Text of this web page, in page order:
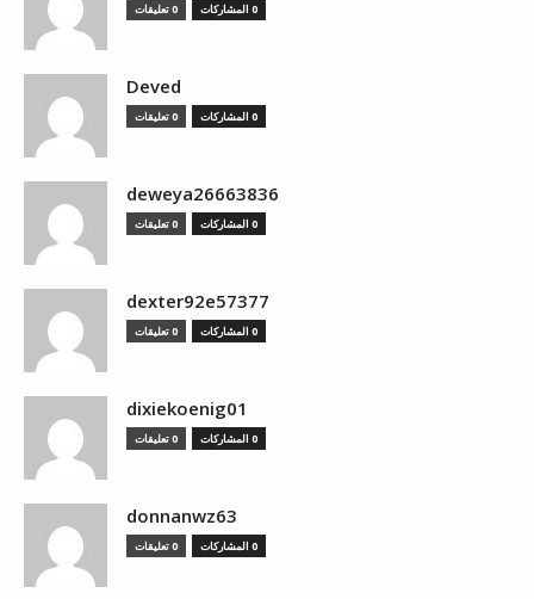
0 المشاركات 0 تعليقات
Deved
0 المشاركات 0 تعليقات
deweya26663836
0 المشاركات 0 تعليقات
dexter92e57377
0 المشاركات 0 تعليقات
dixiekoenig01
0 المشاركات 0 تعليقات
donnanwz63
0 المشاركات 0 تعليقات